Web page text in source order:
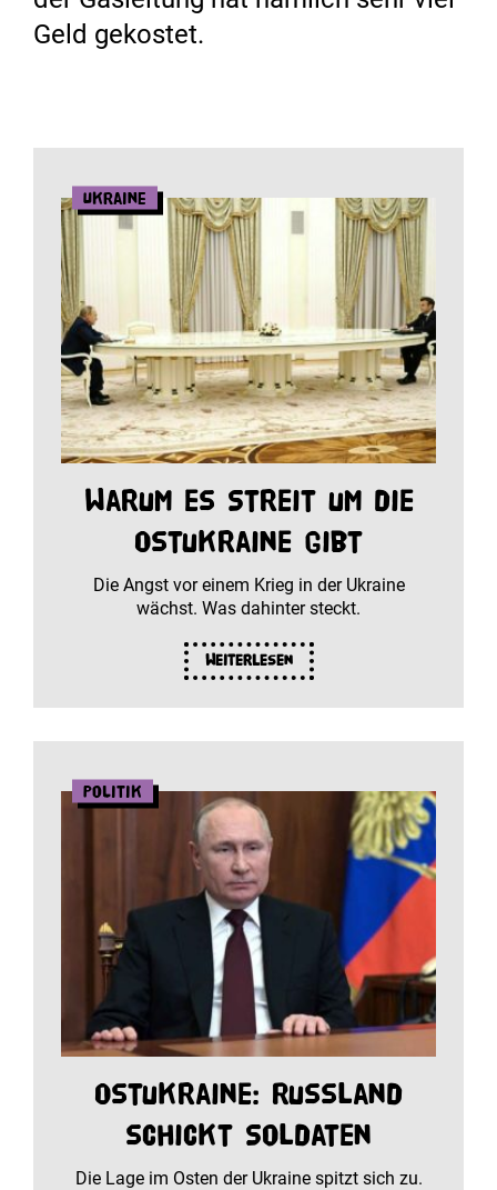
Geld gekostet.
Ukraine
Warum es Streit um die
Ostukraine gibt
Die Angst vor einem Krieg in der Ukraine
wächst. Was dahinter steckt.
Weiterlesen
Politik
Ostukraine: Russland
schickt Soldaten
Die Lage im Osten der Ukraine spitzt sich zu.